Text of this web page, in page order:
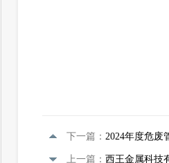
下一篇： 2024年度危废
上一篇： 西王金属科技